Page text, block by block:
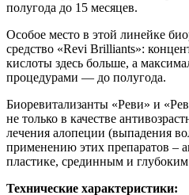
полугода до 15 месяцев.
Особое место в этой линейке
средство «Revi Brilliants»:
кислоты здесь больше, а
процедурами — до полугода.
Биоревитализанты «Реви» и
не только в качестве
лечения алопеции (выпадения
применению этих препаратов –
пластике, срединным и
Технические характеристики: